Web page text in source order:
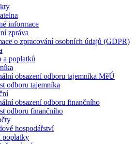
informace
zpráva
o zpracování osobních údajů (GDPR)
a poplatků
obsazení odboru tajemníka MěÚ
odboru tajemníka
obsazení odboru finančního
odboru finančního
hospodářství
poplatky